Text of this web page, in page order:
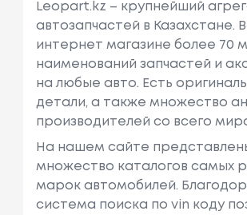
Leopart.kz – крупнейший
автозапчастей в Казахстане.
интернет магазине более 70
наименований запчастей и
на любые авто. Есть
детали, а также множество
производителей со всего
На нашем сайте
множество каталогов самых
марок автомобилей.
система поиска по vin коду